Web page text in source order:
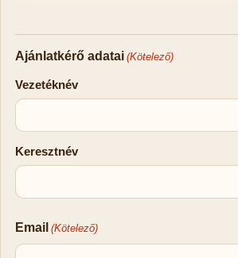
Ajánlatkérő adatai (Kötelező)
Vezetéknév
Keresztnév
Email (Kötelező)